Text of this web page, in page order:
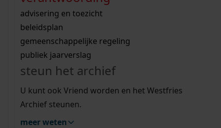
bouwvergunningen
omgevingsvergunningen
vergunningen
beeld en geluid
uitleg nodig?
Wij helpen u op weg met een aantal zoektips.
bekijk alle zoektips
Wij helpen u op weg met een aantal zoektips.
bekijk alle zoektips
bekijk ons geschiedenislokaal
advisering en toezicht
beleidsplan
gemeenschappelijke regeling
publiek jaarverslag
steun het archief
U kunt ook Vriend worden en het Westfries
Archief steunen.
meer weten
wat kun je verwachten?
Vrijdagochtend 10 januari is in het Westfries
Archief een VeleHanden-inloopochtend.
Iedereen die wil controleren of vragen heeft over